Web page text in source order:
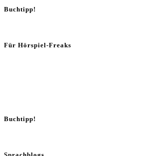
Buch­tipp!
Für Hör­spiel-Freaks
Buch­tipp!